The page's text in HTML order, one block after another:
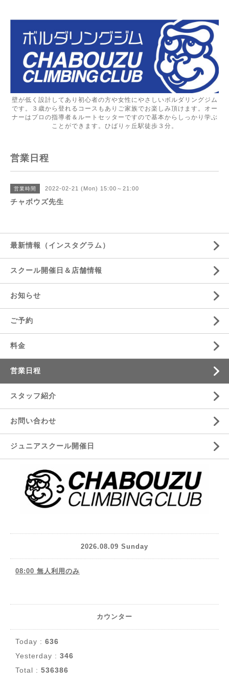
壁が低く設計してあり初心者の方や女性にやさしいボルダリングジム
です。３歳から登れるコースもありご家族でお楽しみ頂けます。オー
ナーはプロの指導者＆ルートセッターですので基本からしっかり学ぶ
ことができます。ひばりヶ丘駅徒歩３分。
営業日程
営業時間 2022-02-21 (Mon) 15:00～21:00
チャボウズ先生
最新情報（インスタグラム）
スクール開催日＆店舗情報
お知らせ
ご予約
料金
営業日程
スタッフ紹介
お問い合わせ
ジュニアスクール開催日
2026.08.09 Sunday
08:00 無人利用のみ
カウンター
Today : 636
Yesterday : 346
Total : 536386